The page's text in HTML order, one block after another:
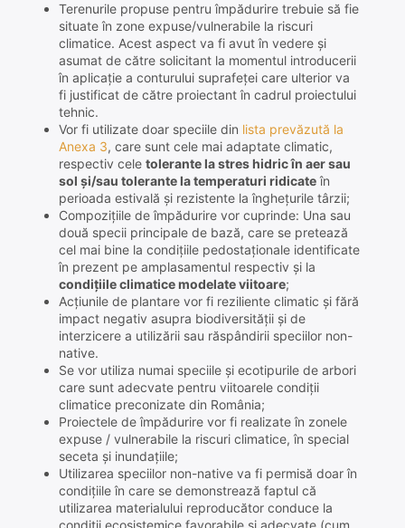
Terenurile propuse pentru împădurire trebuie să fie
situate în zone expuse/vulnerabile la riscuri
climatice. Acest aspect va fi avut în vedere și
asumat de către solicitant la momentul introducerii
în aplicație a conturului suprafeței care ulterior va
fi justificat de către proiectant în cadrul proiectului
tehnic.
Vor fi utilizate doar speciile din lista prevăzută la
Anexa 3, care sunt cele mai adaptate climatic,
respectiv cele tolerante la stres hidric în aer sau
sol şi/sau tolerante la temperaturi ridicateîn
perioada estivală și rezistente la îngheţurile târzii;
Compozițiile de împădurire vor cuprinde: Una sau
două specii principale de bază, care se pretează
cel mai bine la condițiile pedostaționale identificate
în prezent pe amplasamentul respectiv și la
condițiile climatice modelate viitoare;
Acțiunile de plantare vor fi reziliente climatic și fără
impact negativ asupra biodiversității și de
interzicere a utilizării sau răspândirii speciilor non-
native.
Se vor utiliza numai speciile și ecotipurile de arbori
care sunt adecvate pentru viitoarele condiții
climatice preconizate din România;
Proiectele de împădurire vor fi realizate în zonele
expuse / vulnerabile la riscuri climatice, în special
seceta și inundațiile;
Utilizarea speciilor non-native va fi permisă doar în
condițiile în care se demonstrează faptul că
utilizarea materialului reproducător conduce la
condiții ecosistemice favorabile și adecvate (cum